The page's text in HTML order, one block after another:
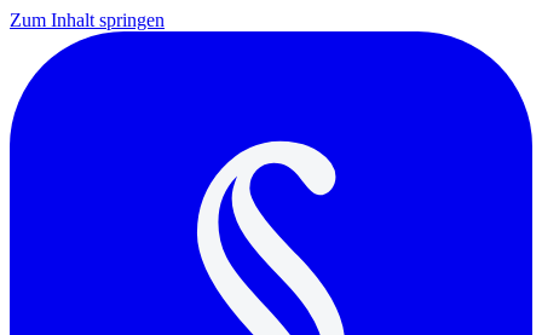
Zum Inhalt springen